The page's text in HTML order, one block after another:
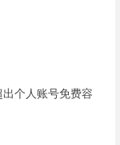
个人账号免费容